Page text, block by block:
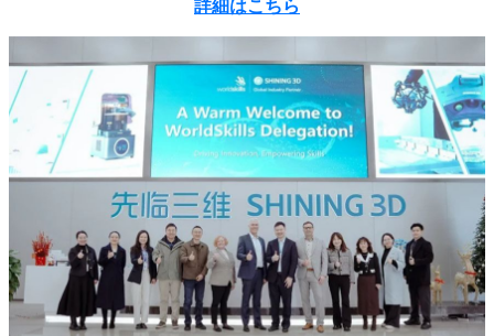
詳細はこちら